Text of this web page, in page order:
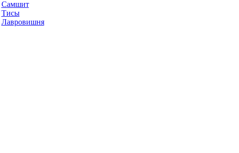
Самшит
Тисы
Лавровишня